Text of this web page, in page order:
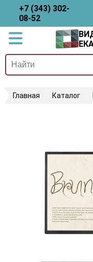
+7 (343) 302-
08-52
Главная Каталог